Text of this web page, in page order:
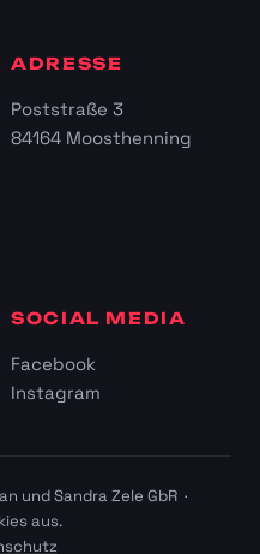
ADRESSE
Poststraße 3
84164 Moosthenning
SOCIAL MEDIA
Facebook
Instagram
und Sandra Zele GbR ·
aus.